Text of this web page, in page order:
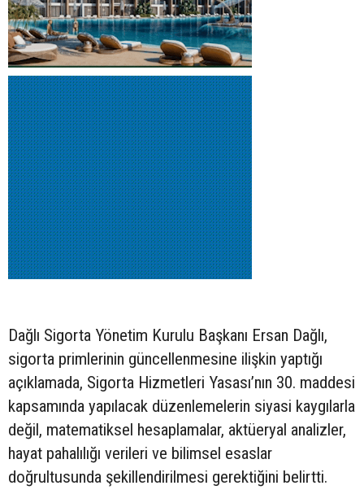
Dağlı Sigorta Yönetim Kurulu Başkanı Ersan Dağlı,
sigorta primlerinin güncellenmesine ilişkin yaptığı
açıklamada, Sigorta Hizmetleri Yasası’nın 30. maddesi
kapsamında yapılacak düzenlemelerin siyasi kaygılarla
değil, matematiksel hesaplamalar, aktüeryal analizler,
hayat pahalılığı verileri ve bilimsel esaslar
doğrultusunda şekillendirilmesi gerektiğini belirtti.